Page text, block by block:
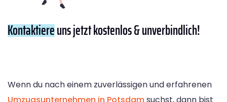
Kontaktiereuns jetzt kostenlos & unverbindlich!
Wenn du nach einem zuverlässigen und erfahrenen
Umzugsunternehmen in Potsdamsuchst, dann bist